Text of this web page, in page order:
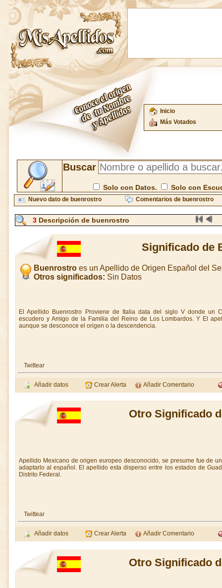
Inicio
Más Votados
Buscar
Solo con Datos. Solo con
Nuevo dato de buenrostro Comentarios de buenrostro
3Descripción de buenrostro
Significado de
Buenrostro es un Apellido de Origen Español del
Otros significados: Sin Datos
El Apellido Buenrostro Proviene de Italia data del siglo V donde un
escudero y Amigo de la Familia del Reino de Los Lombardos. Y El
aunque se desconoce el origen o la descendencia.
Twittear
Añadir datos Crear Alerta Añadir Comentario
Otro Significado
Apellido Mexicano de origen europeo desconocido, se presume fue de
adaptarlo al español. El apellido esta disperso entre los estados de
Distrito Federal.
Twittear
Añadir datos Crear Alerta Añadir Comentario
Otro Significado